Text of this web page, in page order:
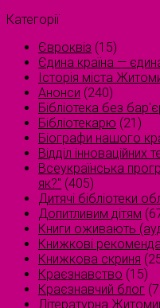
Категорії
Євроквіз (15)
Єдина країна —
Історія міста
Анонси (240)
Бібліотека без
Бібліотекарю (21)
Біографи нашого
Відділ
Всеукраїнська
як?" (405)
Дитячі бібліотеки
Допитливим дітям
Книги оживають
Книжкові
Книжкова скриня
Краєзнавство (15)
Краєзнавчий блог
Літературна